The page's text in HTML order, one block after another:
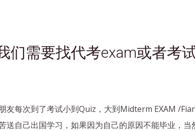
们需要找代考exam或者考
友每次到了考试小到Quiz，大到Midterm EXAM /
送自己出国学习，如果因为自己的原因不能毕业，